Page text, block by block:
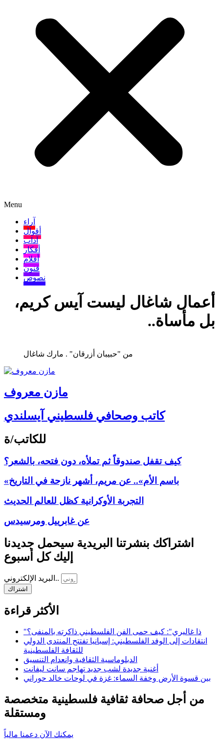
Menu
آراء
أقوال
آداب
أفكار
أفلام
فنون
نصوص
أعمال شاغال ليست آيس كريم،
بل مأساة..
من "حبيبان أزرقان" . مارك شاغال
مازن معروف
كاتب وصحافي فلسطيني آيسلندي
للكاتب/ة
كيف تقفل صندوقاً ثم تملأه، دون فتحه، بالشعر؟
«باسم الأم».. عن مريم، أشهر نازحة في التاريخ
التجربة الأوكرانية كظل للعالم الحديث
عن غابرييل ومرسيدس
اشتراكك بنشرتنا البريدية سيحمل جديدنا
إليك كل أسبوع
البريد الإلكتروني..
اشتراك
الأكثر قراءة
"ذا غاليري": كيف حمى الفن الفلسطيني ذاكرته بالمنفى؟
انتقادات إلى الوفد الفلسطيني: إسبانيا تفتتح المنتدى الدولي
للثقافة الفلسطينية
الدبلوماسية الثقافية وانعدام التنسيق
أغنية جديدة لشب جديد تهاجم سانت ليفانت
بين قسوة الأرض وخفة السماء: غزة في لوحات خالد حوراني
من أجل صحافة ثقافية فلسطينية متخصصة
ومستقلة
يمكنك الآن دعمنا مالياً